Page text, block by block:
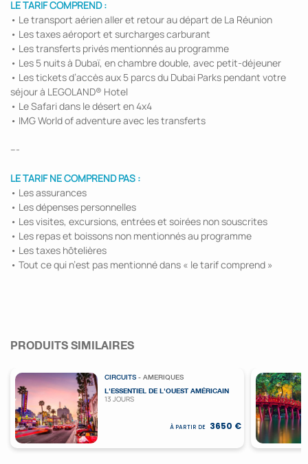
LE TARIF COMPREND :
• Le transport aérien aller et retour au départ de La Réunion
• Les taxes aéroport et surcharges carburant
• Les transferts privés mentionnés au programme
• Les 5 nuits à Dubaï, en chambre double, avec petit-déjeuner
• Les tickets d’accès aux 5 parcs du Dubai Parks pendant votre
séjour à LEGOLAND® Hotel
• Le Safari dans le désert en 4x4
• IMG World of adventure avec les transferts
---
LE TARIF NE COMPREND PAS :
• Les assurances
• Les dépenses personnelles
• Les visites, excursions, entrées et soirées non souscrites
• Les repas et boissons non mentionnés au programme
• Les taxes hôtelières
• Tout ce qui n’est pas mentionné dans « le tarif comprend »
PRODUITS SIMILAIRES
CIRCUITS - AMERIQUES
L'ESSENTIEL DE L'OUEST AMÉRICAIN
13 JOURS
À PARTIR DE 3650 €